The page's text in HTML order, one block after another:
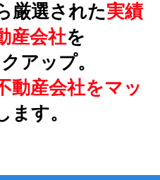
厳選された実績
産会社を
アップ。
動産会社をマッ
ます。